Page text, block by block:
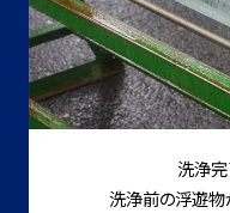
洗浄
洗浄前の浮遊物